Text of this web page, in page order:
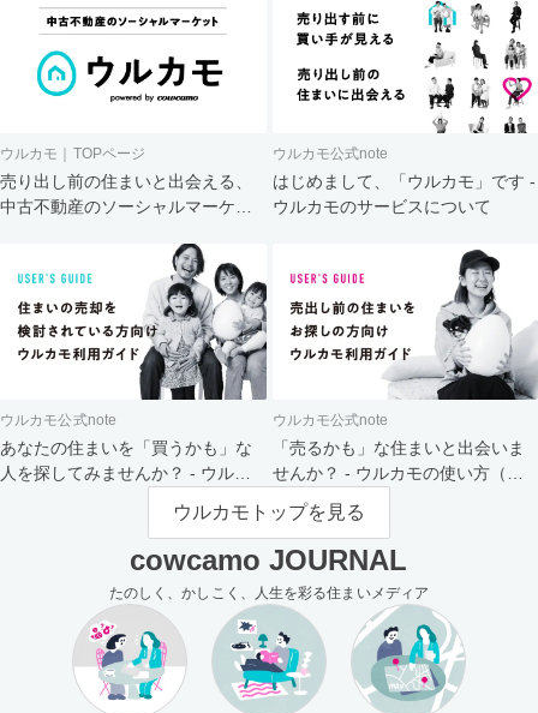
ウルカモ｜TOPページ
売り出し前の住まいと出会える、
中古不動産のソーシャルマーケッ
ウルカモ公式note
はじめまして、「ウルカモ」です -
ウルカモのサービスについて
ウルカモ公式note
あなたの住まいを「買うかも」な
人を探してみませんか？ - ウルカ
ウルカモ公式note
「売るかも」な住まいと出会いま
せんか？ - ウルカモの使い方（買
主さま向け）
ウルカモトップを見る
cowcamo JOURNAL
たのしく、かしこく、人生を彩る住まいメディア